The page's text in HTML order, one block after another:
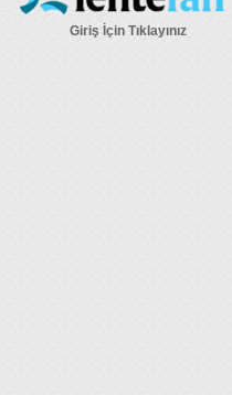
Giriş İçin Tıklayınız